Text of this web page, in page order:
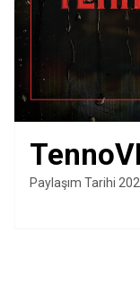
Paylaşım Tarihi